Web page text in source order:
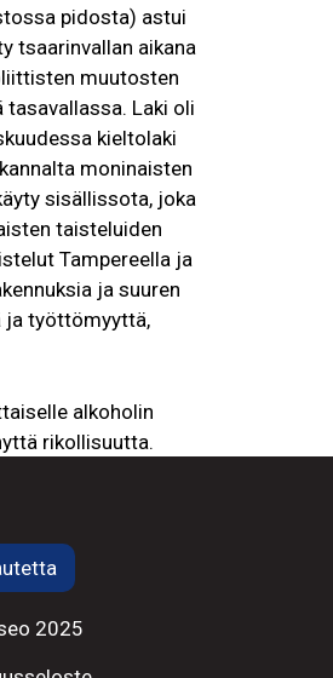
pidosta) astui
tsaarinvallan aikana
muutosten
Laki oli
kieltolaki
moninaisten
sisällissota, joka
taisteluiden
Tampereella ja
ja suuren
ja työttömyyttä,
alkoholin
rikollisuutta.
etujensa
kesken, mutta
laskivat
tämä
2025